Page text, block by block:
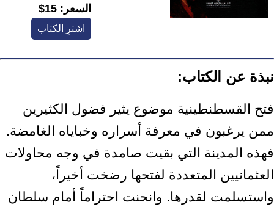
السعر: 15$
اشترِ الكتاب
نبذة عن الكتاب:
فتح القسطنطينية موضوع يثير فضول الكثيرين
ممن يرغبون في معرفة أسراره وخباياه الغامضة.
فهذه المدينة التي بقيت صامدة في وجه محاولات
العثمانيين المتعددة لفتحها رضخت أخيراً،
واستسلمت لقدرها. وانحنت احتراماً أمام سلطان